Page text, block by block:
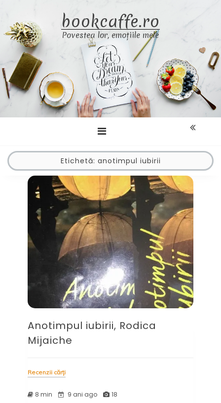
content
bookcaffe.ro
Povestea lor, emoțiile mele
Etichetă: anotimpul iubirii
Anotimpul iubirii, Rodica
Mijaiche
Recenzii cărți
8 min 9 ani ago 18